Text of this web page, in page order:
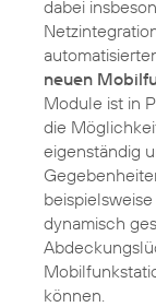
dabei
neuen
Module ist in
die
eigenständig
dynamisch
können.